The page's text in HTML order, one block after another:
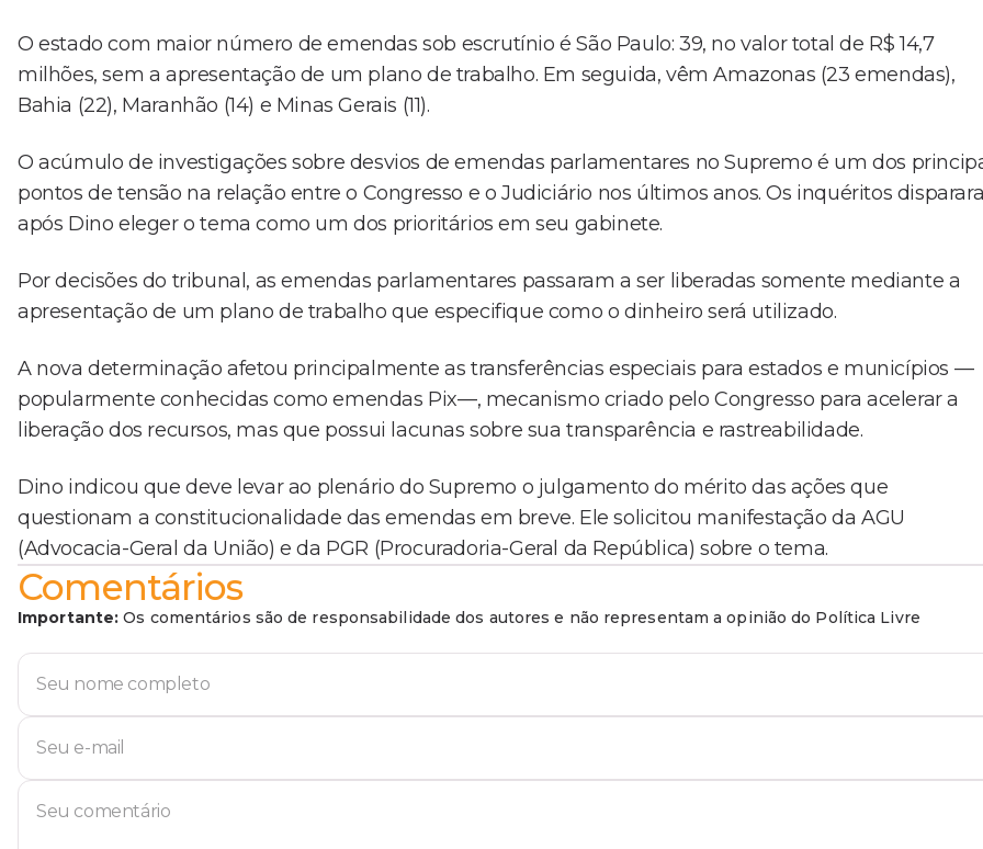
O estado com maior número de emendas sob escrutínio é São Paulo: 39, no valor total de R$ 14,7
milhões, sem a apresentação de um plano de trabalho. Em seguida, vêm Amazonas (23 emendas),
Bahia (22), Maranhão (14) e Minas Gerais (11).
O acúmulo de investigações sobre desvios de emendas parlamentares no Supremo é um dos
pontos de tensão na relação entre o Congresso e o Judiciário nos últimos anos. Os inquéritos
após Dino eleger o tema como um dos prioritários em seu gabinete.
Por decisões do tribunal, as emendas parlamentares passaram a ser liberadas somente mediante a
apresentação de um plano de trabalho que especifique como o dinheiro será utilizado.
A nova determinação afetou principalmente as transferências especiais para estados e municípios —
popularmente conhecidas como emendas Pix—, mecanismo criado pelo Congresso para acelerar a
liberação dos recursos, mas que possui lacunas sobre sua transparência e rastreabilidade.
Dino indicou que deve levar ao plenário do Supremo o julgamento do mérito das ações que
questionam a constitucionalidade das emendas em breve. Ele solicitou manifestação da AGU
(Advocacia-Geral da União) e da PGR (Procuradoria-Geral da República) sobre o tema.
Comentários
Importante: Os comentários são de responsabilidade dos autores e não representam a opinião do Política Livre